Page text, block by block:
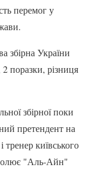
перемог у
збірна України
поразки, різниця
збірної поки
претендент на
київського
"Аль-Айн"